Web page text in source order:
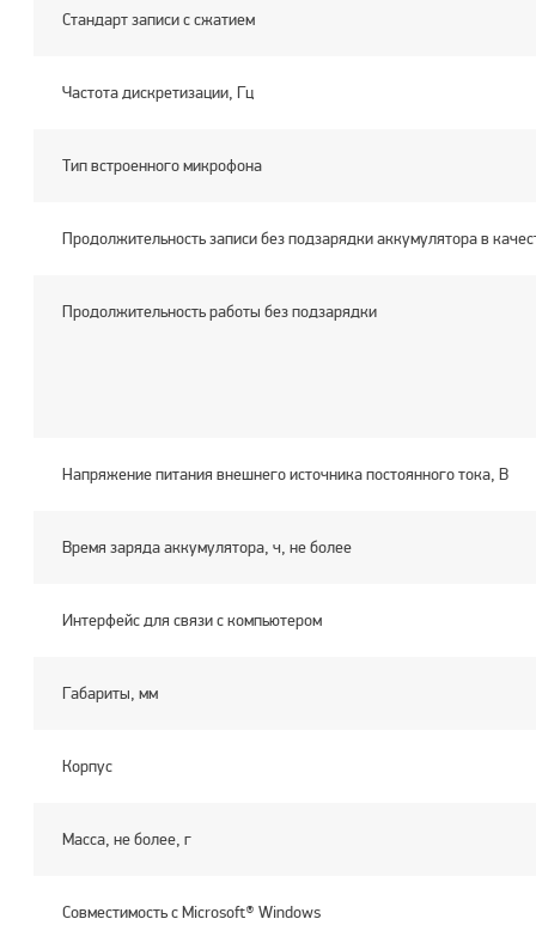
Стандарт записи с сжатием
Частота дискретизации, Гц
Тип встроенного микрофона
Продолжительность записи без подзарядки аккумулятора в
Продолжительность работы без подзарядки
Напряжение питания внешнего источника постоянного тока, В
Время заряда аккумулятора, ч, не более
Интерфейс для связи с компьютером
Габариты, мм
Корпус
Масса, не более, г
Совместимость с Microsoft® Windows